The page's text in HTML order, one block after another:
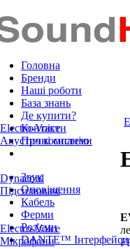
Головна
Бренди
Наші роботи
База знань
Де купити?
Контакти
Про компанію
Звук
Оповіщення
Кабель
Ферми
Роз'єми
DANTE™ Інтерфейси
Electro-Voice
Акустичні системи
Dynacord
Підсилювачі
Electro-Voice
Мікрофони